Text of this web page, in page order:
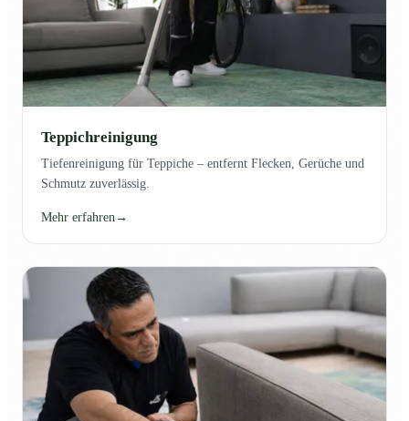
Teppichreinigung
Tiefenreinigung für Teppiche – entfernt Flecken, Gerüche und
Schmutz zuverlässig.
Mehr erfahren →